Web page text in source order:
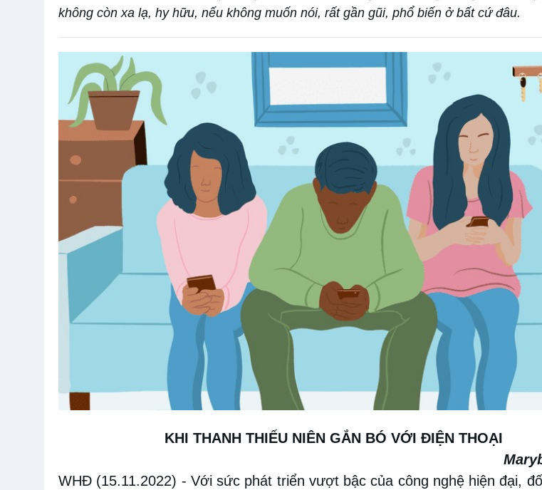
không còn xa lạ, hy hữu, nếu không muốn nói, rất gần gũi, phổ biến ở bất cứ đâu.
KHI THANH THIẾU NIÊNGẮN BÓ VỚI ĐIỆN THOẠI
WHĐ (15.11.2022) - Với sức phát triển vượt bậc của công nghệ hiện đại,